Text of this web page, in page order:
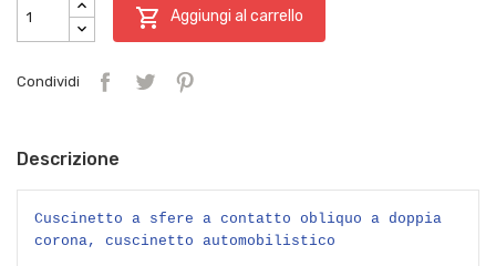
 Aggiungi al carrello
Condividi
Descrizione
Cuscinetto a sfere a contatto obliquo a doppia
corona, cuscinetto automobilistico